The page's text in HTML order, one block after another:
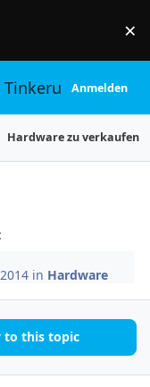
×
TinkerunityAnmelden
Hardware zu verkaufen
in Hardware
to this topic